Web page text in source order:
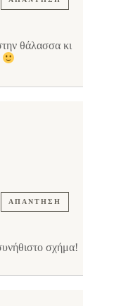
θάλασσα κι
ΑΠΆΝΤΗΣΗ
σχήμα!